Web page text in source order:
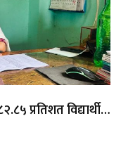
प्रतिशत विद्यार्थी…